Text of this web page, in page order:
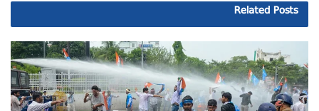
Related Posts